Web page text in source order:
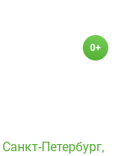
0+
Санкт-Петербург,